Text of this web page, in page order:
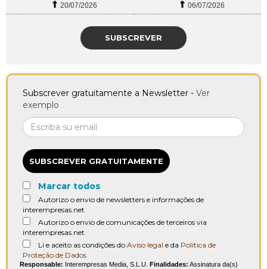
20/07/2026 06/07/2026
SUBSCREVER
Subscrever gratuitamente a Newsletter - Ver
exemplo
SUBSCREVER GRATUITAMENTE
Marcar todos
Autorizo o envio de newsletters e informações de
interempresas.net
Autorizo o envio de comunicações de terceiros via
interempresas.net
Li e aceito as condições do Aviso legal e da Política de
Proteção de Dados
Responsable: Interempresas Media, S.L.U. Finalidades: Assinatura da(s)